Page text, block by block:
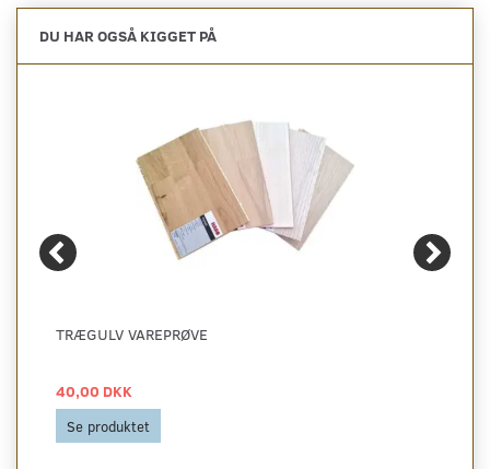
DU HAR OGSÅ KIGGET PÅ
TRÆGULV VAREPRØVE
40,00 DKK
Se produktet